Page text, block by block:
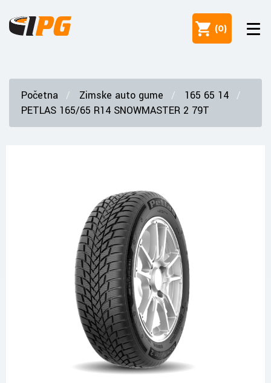
(0)
Početna Zimske auto gume
165 65 14
PETLAS 165/65 R14 SNOWMASTER 2 79T